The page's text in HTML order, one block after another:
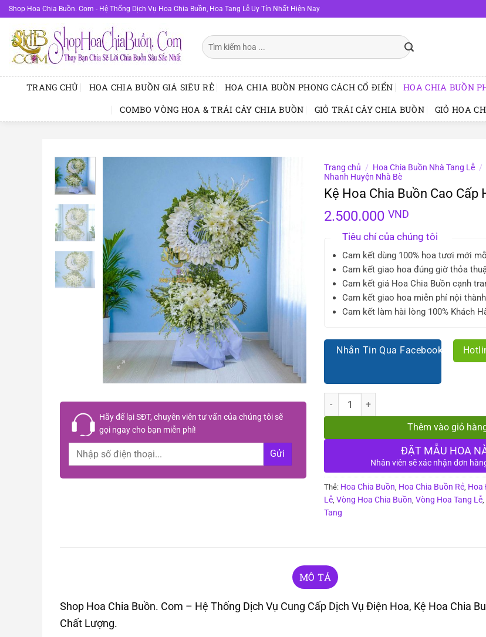
Bỏ
qua
nội
dung
Shop Hoa Chia Buồn. Com - Hệ Thống Dịch Vụ Hoa Chia Buồn, Hoa Tang Lễ Uy Tín Nhất Hiện Nay
Tìm
kiếm:
TRANG CHỦ HOA CHIA BUỒN GIÁ SIÊU RẺ HOA CHIA BUỒN PHONG CÁCH CỔ ĐIỂN HOA CHIA BUỒN
COMBO VÒNG HOA & TRÁI CÂY CHIA BUỒN
GIỎ TRÁI CÂY CHIA BUỒN GIỎ HOA
Hãy để lạiSĐT, chuyên viên tư vấn của chúng tôi sẽ
gọi ngay cho bạn miễn phí!
Trang chủ / Hoa Chia Buồn Nhà Tang Lễ /
Nhanh Huyện Nhà Bè
Kệ Hoa Chia Buồn Cao Cấp
2.500.000 VND
Tiêu chí của chúng tôi
Cam kết dùng 100% hoa tươi mới
Cam kết giao hoa đúng giờ thỏa
Cam kết giá Hoa Chia Buồn cạnh
Cam kết giao hoa miễn phí nội
Cam kết làm hài lòng 100% Khách
Nhắn Tin Qua Facebook
Số lượng
Thêm vào giỏ
ĐẶT MẪU HOA
Nhân viên sẽ xác nhận đơn
Thẻ: Hoa Chia Buồn, Hoa Chia Buồn Rẻ, Hoa
Lễ, Vòng Hoa Chia Buồn, Vòng Hoa Tang Lễ,
Tang
MÔ TẢ
Shop Hoa Chia Buồn. Com – Hệ Thống Dịch Vụ Cung Cấp Dịch Vụ Điện Hoa, Kệ Hoa Chia
Chất Lượng.